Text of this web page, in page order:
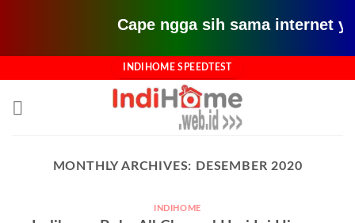
Cape ngga sih sama internet
content
INDIHOME SPEEDTEST
MONTHLY ARCHIVES: DESEMBER 2020
INDIHOME